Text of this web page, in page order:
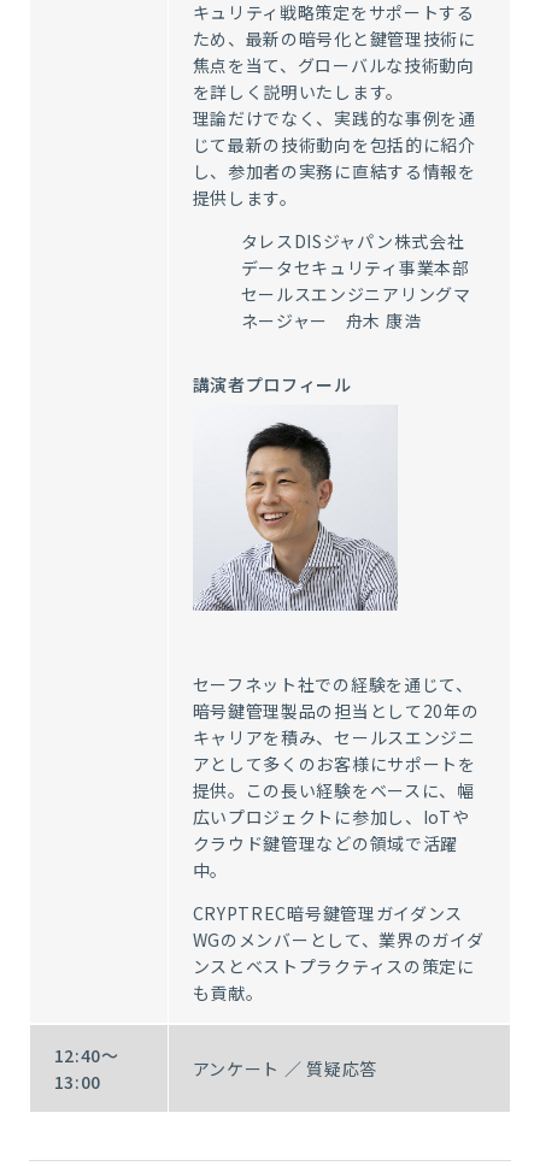
キュリティ戦略策定をサポートする
ため、最新の暗号化と鍵管理技術に
焦点を当て、グローバルな技術動向
を詳しく説明いたします。
理論だけでなく、実践的な事例を通
じて最新の技術動向を包括的に紹介
し、参加者の実務に直結する情報を
提供します。
タレスDISジャパン株式会社
データセキュリティ事業本部
セールスエンジニアリングマ
ネージャー 舟木 康浩
講演者プロフィール
セーフネット社での経験を通じて、
暗号鍵管理製品の担当として 20年の
キャリアを積み、セールスエンジニ
アとして多くのお客様にサポートを
提供。この長い経験をベースに、幅
広いプロジェクトに参加し、 IoTや
クラウド鍵管理などの領域で活躍
中。
CRYPTREC暗号鍵管理ガイダンス
WGのメンバーとして、業界のガイダ
ンスとベストプラクティスの策定に
も貢献。
12:40～
13:00
アンケート ／ 質疑応答